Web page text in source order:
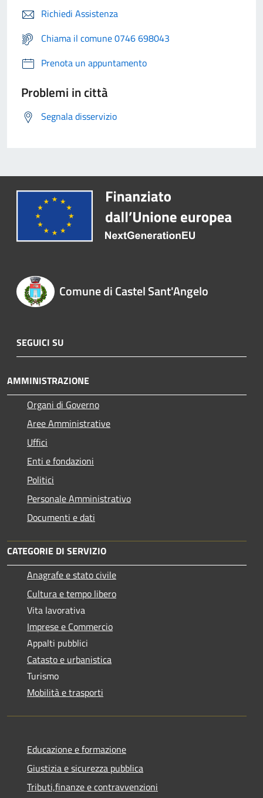
Richiedi Assistenza
Chiama il comune 0746 698043
Prenota un appuntamento
Problemi in città
Segnala disservizio
Comune di Castel Sant'Angelo
SEGUICI SU
AMMINISTRAZIONE
Organi di Governo
Aree Amministrative
Uffici
Enti e fondazioni
Politici
Personale Amministrativo
Documenti e dati
CATEGORIE DI SERVIZIO
Anagrafe e stato civile
Cultura e tempo libero
Vita lavorativa
Imprese e Commercio
Appalti pubblici
Catasto e urbanistica
Turismo
Mobilità e trasporti
Educazione e formazione
Giustizia e sicurezza pubblica
Tributi,finanze e contravvenzioni